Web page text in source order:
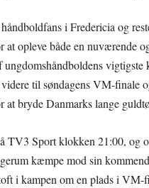
i Fredericia og
at opleve både en nuværende
vigtigste
til søndagens VM-finale
at bryde Danmarks lange
TV3 Sport klokken 21:00, og
kæmpe mod sin
i kampen om en plads i VM-